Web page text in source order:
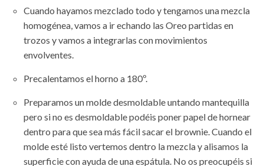
Cuando hayamos mezclado todo y tengamos una mezcla
homogénea, vamos a ir echando las Oreo partidas en
trozos y vamos a integrarlas con movimientos
envolventes.
Precalentamos el horno a 180º.
Preparamos un molde desmoldable untando mantequilla
pero si no es desmoldable podéis poner papel de hornear
dentro para que sea más fácil sacar el brownie. Cuando el
molde esté listo vertemos dentro la mezcla y alisamos la
superficie con ayuda de una espátula. No os preocupéis si